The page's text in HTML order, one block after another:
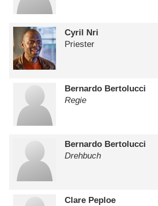
Cyril Nri
Priester
Bernardo Bertolucci
Regie
Bernardo Bertolucci
Drehbuch
Clare Peploe